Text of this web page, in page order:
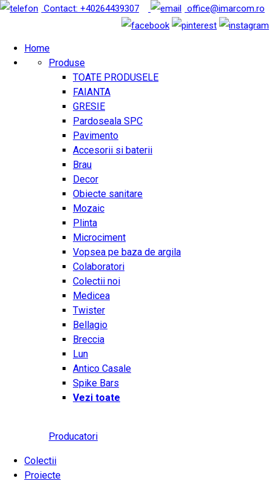
Contact: +40264439307 office@imarcom.ro
Home
Produse
TOATE PRODUSELE
FAIANTA
GRESIE
Pardoseala SPC
Pavimento
Accesorii si baterii
Brau
Decor
Obiecte sanitare
Mozaic
Plinta
Microciment
Vopsea pe baza de argila
Colaboratori
Colectii noi
Medicea
Twister
Bellagio
Breccia
Lun
Antico Casale
Spike Bars
Vezi toate
Producatori
Colectii
Proiecte